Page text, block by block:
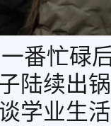
一番忙碌
陆续出
学业生